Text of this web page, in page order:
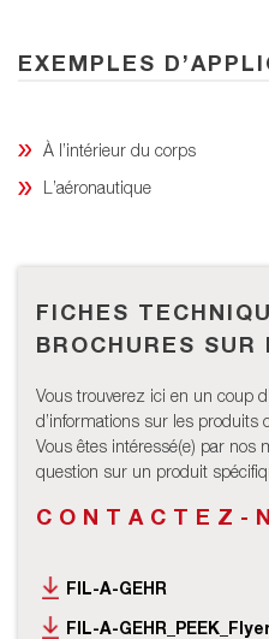
EXEMPLES
À l’intérieur du corps
L’aéronautique
FICHES
BROCHURES
Vous trouverez ici en un coup
d’informations sur les produits
Vous êtes intéressé(e) par nos
question sur un produit
CONTACTEZ-
FIL-A-GEHR
FIL-A-